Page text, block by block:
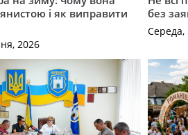
і як виправити
2026
без
Середа,